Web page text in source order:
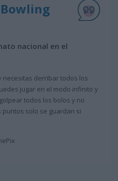
nacional en el
necesitas derribar todos los
jugar en el modo infinito y
todos los bolos y no
puntos solo se guardan si